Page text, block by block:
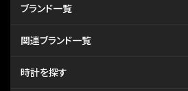
ブランド一覧
関連ブランド一覧
時計を探す